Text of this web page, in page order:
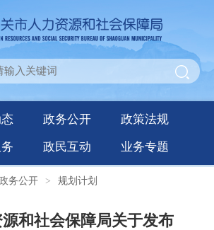
政务公开 政策法规
政民互动 业务专题
务公开 > 规划计划
和社会保障局关于发布